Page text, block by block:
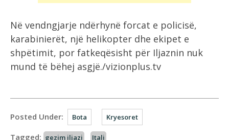
Në vendngjarje ndërhynë forcat e policisë,
karabinierët, një helikopter dhe ekipet e
shpëtimit, por fatkeqësisht për Iljaznin nuk
mund të bëhej asgjë./vizionplus.tv
Posted Under: Bota Kryesoret
Tagged: gezim iljazi Itali